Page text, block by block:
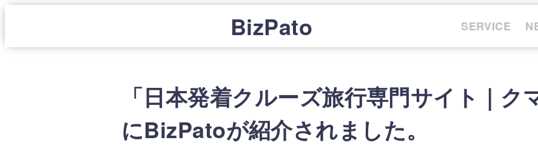
BizPato SERVICE
「日本発着クルーズ旅行専門サイト｜ク
にBizPatoが紹介されました。